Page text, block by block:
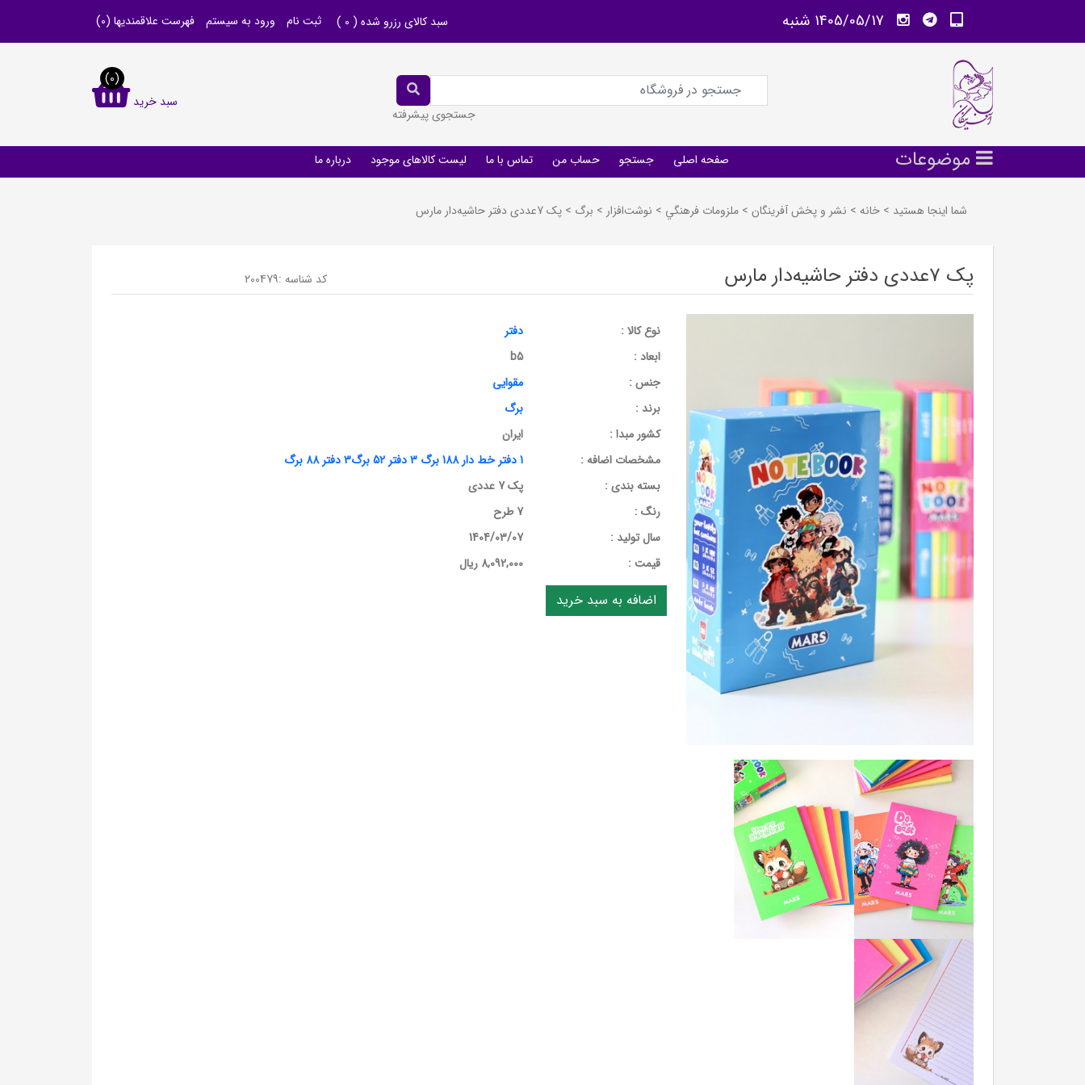
1405/05/17 شنبه سبد کالای رزرو شده ( 0
) ثبت نام ورود به سیستم فهرست علاقمندیها (0)
جستجوی پیشرفته
سبد خرید
(0)
موضوعات صفحه اصلی جستجو حساب من تماس با ما لیست کالاهای موجود درباره ما
شما اینجا هستید > خانه > نشر و پخش آفرينگان > ملزومات فرهنگي > نوشت‌افزار > برگ > پک 7عددی دفتر حاشیه‌دار مارس
پک 7عددی دفتر حاشیه‌دار مارس کد شناسه :200479
نوع کالا :
دفتر
ابعاد :
b5
جنس :
مقوایی
برند :
برگ
کشور مبدا :
ایران
مشخصات اضافه :
1 دفتر خط دار 188 برگ 3 دفتر 52 برگ3 دفتر 88 برگ
بسته بندی :
پک 7 عددی
رنگ :
7 طرح
سال تولید :
1404/03/07
قيمت :
8,092,000 ریال